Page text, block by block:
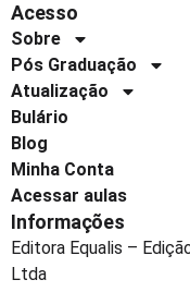
Acesso
Sobre
Pós Graduação
Atualização
Bulário
Blog
Minha Conta
Acessar aulas
Informações
Editora Equalis –
Ltda